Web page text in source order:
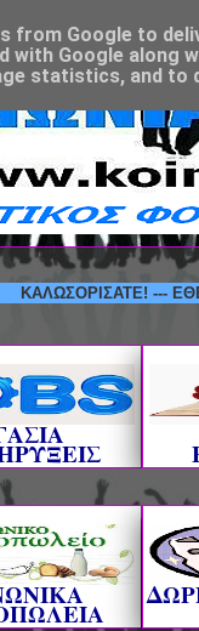
---
from Google to
with Google along
statistics, and to